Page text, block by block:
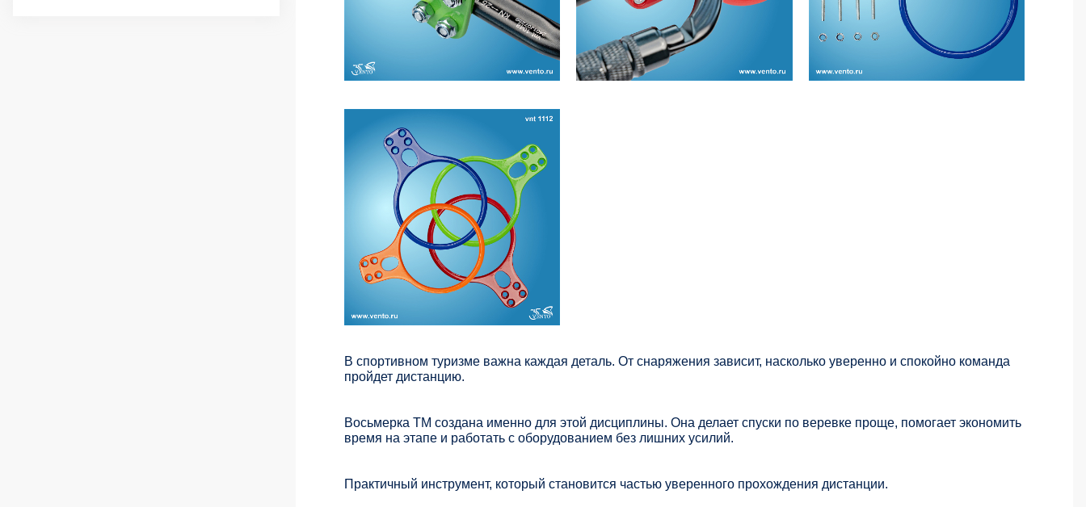
В спортивном туризме важна каждая деталь. От снаряжения зависит, насколько уверенно и спокойно команда
пройдет дистанцию.
Восьмерка ТМ создана именно для этой дисциплины. Она делает спуски по веревке проще, помогает экономить
время на этапе и работать с оборудованием без лишних усилий.
Практичный инструмент, который становится частью уверенного прохождения дистанции.